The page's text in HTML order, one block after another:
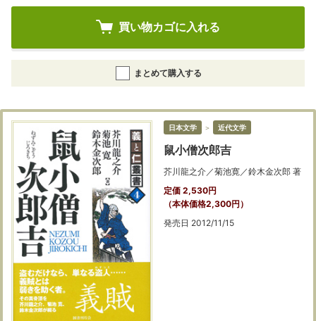
買い物カゴに入れる
まとめて購入する
日本文学 ＞ 近代文学
鼠小僧次郎吉
芥川龍之介／菊池寛／鈴木金次郎 著
定価 2,530円
（本体価格2,300円）
発売日 2012/11/15